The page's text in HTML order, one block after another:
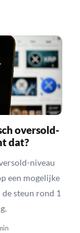
oversold-
dat?
niveau
een mogelijke
de steun rond 1